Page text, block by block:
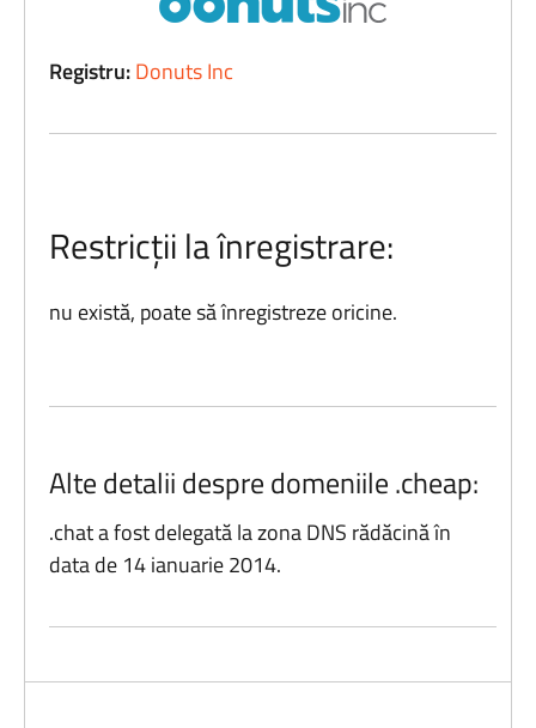
Registru:Donuts Inc
Restricții la înregistrare:
nu există, poate să înregistreze oricine.
Alte detalii despre domeniile .cheap:
.chat a fost delegată la zona DNS rădăcină în
data de 14 ianuarie 2014.